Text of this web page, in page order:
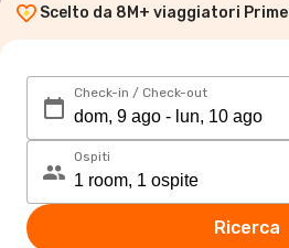
Scelto da 8M+ viaggiatori Prime
Check-in / Check-out
Ospiti
Ricerca